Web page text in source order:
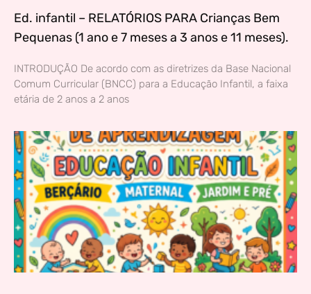
Ed. infantil – RELATÓRIOS PARA Crianças Bem
Pequenas (1 ano e 7 meses a 3 anos e 11 meses).
INTRODUÇÃO De acordo com as diretrizes da Base Nacional
Comum Curricular (BNCC) para a Educação Infantil, a faixa
etária de 2 anos a 2 anos